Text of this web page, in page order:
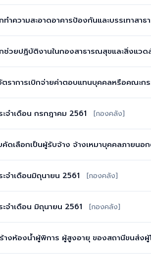
ำความสะอาดอาคารป้องกันและบรรเทาสา
ช่วยปฏิบัติงานในกองสาธารณสุขและสิ่งแวด
ราการเบิกจ่ายค่าตอบแทนบุคคลหรือคณะ
จำเดือน กรกฎาคม 2561 [กองคลัง]
ดเลือกเป็นผู้รับจ้าง จ้างเหมาบุคคลภายนอ
จำเดือนมิถุนายน 2561 [กองคลัง]
จำเดือน มิถุนายน 2561 [กองคลัง]
งห้องน้ำผู้พิการ ผู้สูงอายุ ของสถานีขนส่งผู้โ